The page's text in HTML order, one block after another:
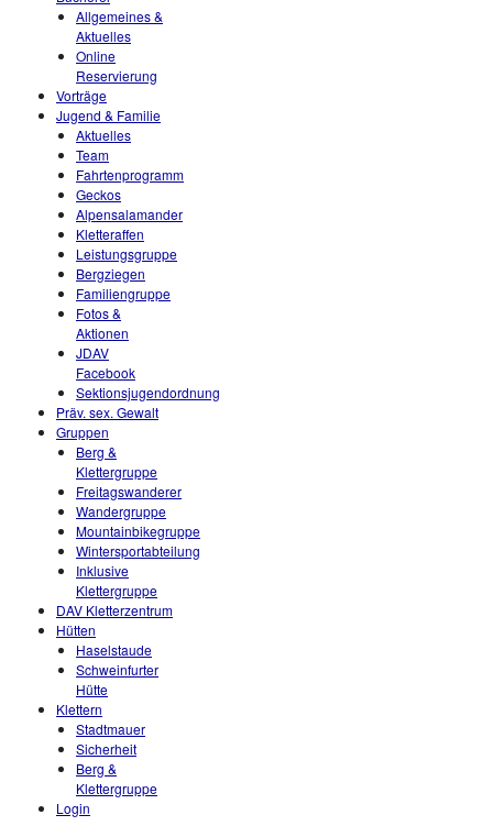
Allgemeines &
Aktuelles
Online
Reservierung
Vorträge
Jugend & Familie
Aktuelles
Team
Fahrtenprogramm
Geckos
Alpensalamander
Kletteraffen
Leistungsgruppe
Bergziegen
Familiengruppe
Fotos &
Aktionen
JDAV
Facebook
Sektionsjugendordnung
Präv. sex. Gewalt
Gruppen
Berg &
Klettergruppe
Freitagswanderer
Wandergruppe
Mountainbikegruppe
Wintersportabteilung
Inklusive
Klettergruppe
DAV Kletterzentrum
Hütten
Haselstaude
Schweinfurter
Hütte
Klettern
Stadtmauer
Sicherheit
Berg &
Klettergruppe
Login